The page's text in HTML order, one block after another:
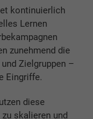
kontinuierlich
Lernen
zunehmend die
Zielgruppen –
Eingriffe.
diese
skalieren und